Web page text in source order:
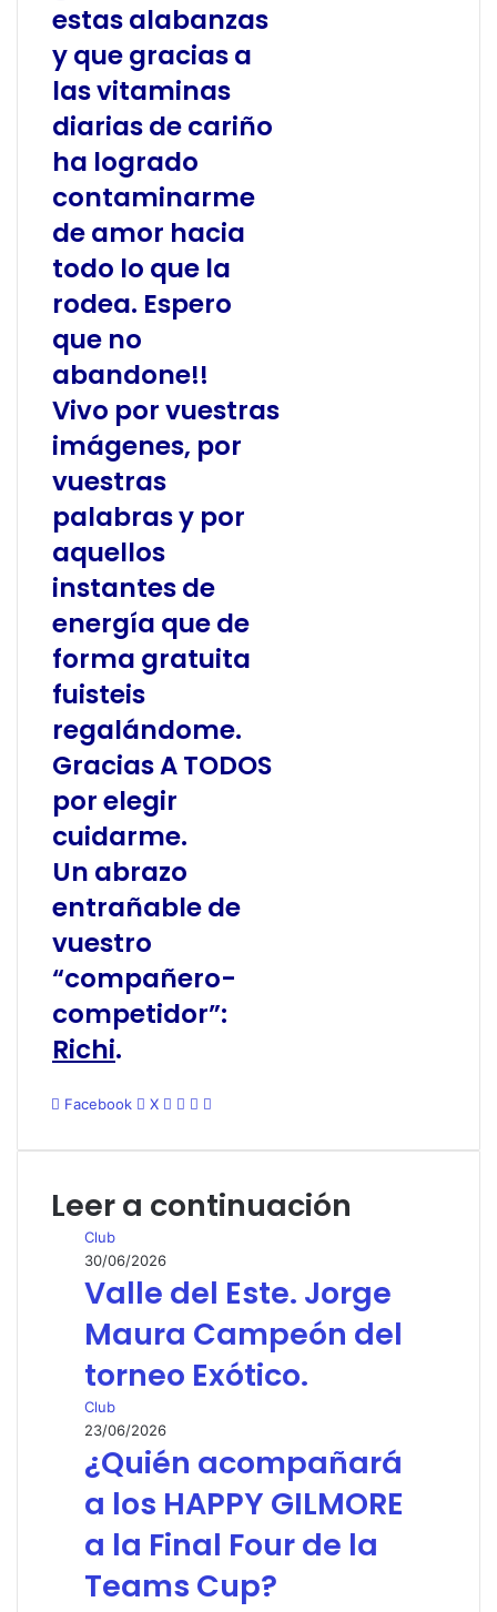
estas alabanzas
y que gracias a
las vitaminas
diarias de cariño
ha logrado
contaminarme
de amor hacia
todo lo que la
rodea. Espero
que no
abandone!!
Vivo por vuestras
imágenes, por
vuestras
palabras y por
aquellos
instantes de
energía que de
forma gratuita
fuisteis
regalándome.
GraciasA TODOS
por elegir
cuidarme.
Un abrazo
entrañable de
vuestro
“compañero-
competidor”:
Richi.
Facebook X WhatsApp
Telegram
Compartir
correo
Leer a continuación
Club
30/06/2026
Valle del Este. Jorge
Maura Campeón del
torneo Exótico.
Club
23/06/2026
¿Quién acompañará
a los HAPPY GILMORE
a la Final Four de la
Teams Cup?